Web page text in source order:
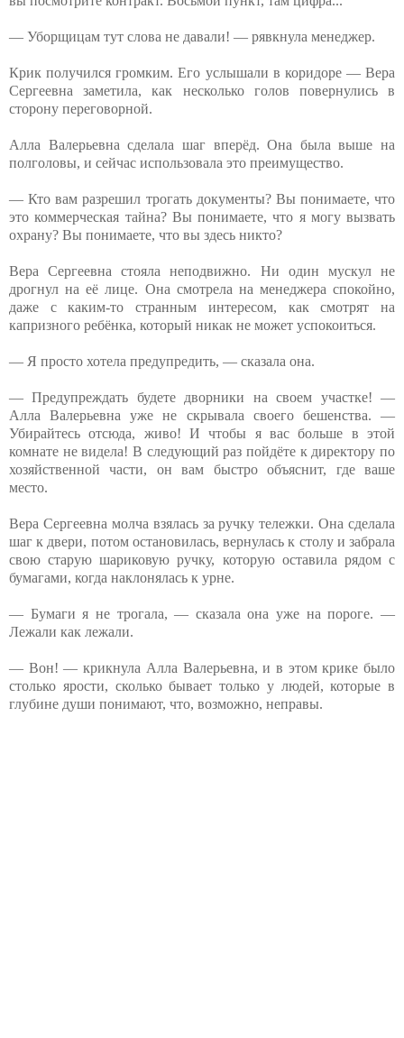
— Уборщицам тут слова не давали! — рявкнула менеджер.
Крик получился громким. Его услышали в коридоре — Вера
Сергеевна заметила, как несколько голов повернулись в
сторону переговорной.
Алла Валерьевна сделала шаг вперёд. Она была выше на
полголовы, и сейчас использовала это преимущество.
— Кто вам разрешил трогать документы? Вы понимаете, что
это коммерческая тайна? Вы понимаете, что я могу вызвать
охрану? Вы понимаете, что вы здесь никто?
Вера Сергеевна стояла неподвижно. Ни один мускул не
дрогнул на её лице. Она смотрела на менеджера спокойно,
даже с каким-то странным интересом, как смотрят на
капризного ребёнка, который никак не может успокоиться.
— Я просто хотела предупредить, — сказала она.
— Предупреждать будете дворники на своем участке! —
Алла Валерьевна уже не скрывала своего бешенства. —
Убирайтесь отсюда, живо! И чтобы я вас больше в этой
комнате не видела! В следующий раз пойдёте к директору по
хозяйственной части, он вам быстро объяснит, где ваше
место.
Вера Сергеевна молча взялась за ручку тележки. Она сделала
шаг к двери, потом остановилась, вернулась к столу и забрала
свою старую шариковую ручку, которую оставила рядом с
бумагами, когда наклонялась к урне.
— Бумаги я не трогала, — сказала она уже на пороге. —
Лежали как лежали.
— Вон! — крикнула Алла Валерьевна, и в этом крике было
столько ярости, сколько бывает только у людей, которые в
глубине души понимают, что, возможно, неправы.